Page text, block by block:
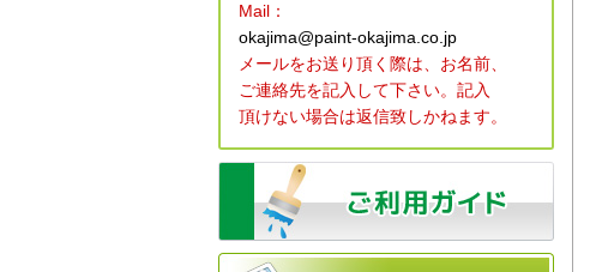
Mail：
okajima@paint-okajima.co.jp
メールをお送り頂く際は、 お名前、
ご連絡先を記入して下さい。 記入
頂けない場合は返信致しかねます。